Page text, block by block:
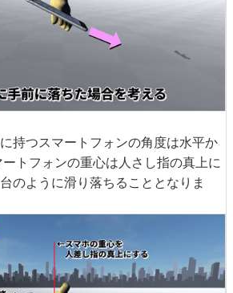
持つスマートフォンの角度は水平か
トフォンの重心は人さし指の真上に
のように滑り落ちることとなりま